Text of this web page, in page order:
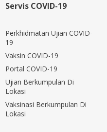
Servis COVID-19
Perkhidmatan Ujian COVID-
19
Vaksin COVID-19
Portal COVID-19
Ujian Berkumpulan Di
Lokasi
Vaksinasi Berkumpulan Di
Lokasi